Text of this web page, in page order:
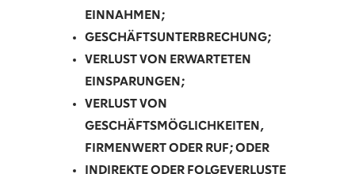
EINNAHMEN;
GESCHÄFTSUNTERBRECHUNG;
VERLUST VON ERWARTETEN
EINSPARUNGEN;
VERLUST VON
GESCHÄFTSMÖGLICHKEITEN,
FIRMENWERT ODER RUF; ODER
INDIREKTE ODER FOLGEVERLUSTE